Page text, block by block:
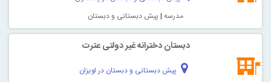
مدرسه | پیش دبستانی و دبستان
دبستان دخترانه غیر دولتی عترت
پیش دبستانی و دبستان در لویزان